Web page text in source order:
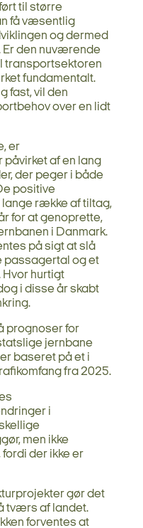
til større
få væsentlig
og dermed
den nuværende
transportsektoren
fundamentalt.
fast, vil den
over en lidt
er
af en lang
der peger i både
positive
række af tiltag,
for at genoprette,
i Danmark.
på sigt at slå
passagertal og et
hurtigt
i disse år skabt
prognoser for
jernbane
baseret på et i
fra 2025.
i
men ikke
der ikke er
gør det
tværs af landet.
forventes at